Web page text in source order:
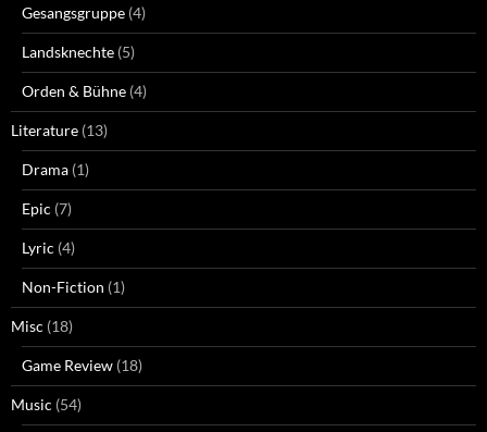
Gesangsgruppe (4)
Landsknechte (5)
Orden & Bühne (4)
Literature (13)
Drama (1)
Epic (7)
Lyric (4)
Non-Fiction (1)
Misc (18)
Game Review (18)
Music (54)